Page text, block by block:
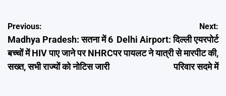
Post
navigation
Previous:
Madhya Pradesh: सतना में 6
बच्चों में HIV पाए जाने पर NHRC
सख्त, सभी राज्यों को नोटिस जारी
Next:
Delhi Airport: दिल्ली एयरपोर्ट
पर पायलट ने यात्री से मारपीट की,
परिवार सदमे में